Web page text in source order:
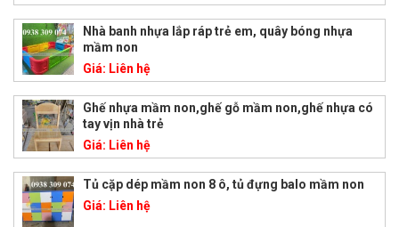
Nhà banh nhựa lắp ráp trẻ em, quây bóng nhựa
mầm non
Giá: Liên hệ
Ghế nhựa mầm non,ghế gỗ mầm non,ghế nhựa có
tay vịn nhà trẻ
Giá: Liên hệ
Tủ cặp dép mầm non 8 ô, tủ đựng balo mầm non
Giá: Liên hệ